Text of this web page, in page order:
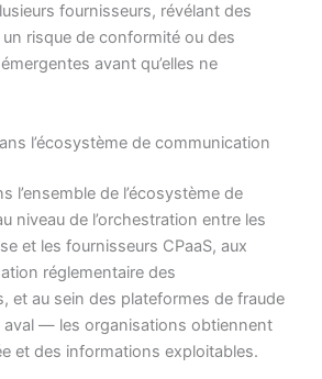
fournisseurs, révélant des
risque de conformité ou des
avant qu’elles ne
l’écosystème de communication
l’ensemble de l’écosystème de
niveau de l’orchestration entre les
et les fournisseurs CPaaS, aux
réglementaire des
et au sein des plateformes de fraude
aval — les organisations obtiennent
et des informations exploitables.